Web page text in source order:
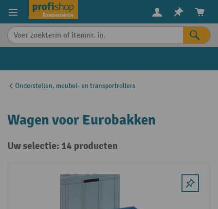
content
Onderstellen, meubel- en transportrollers
Wagen voor Eurobakken
Uw selectie: 14 producten